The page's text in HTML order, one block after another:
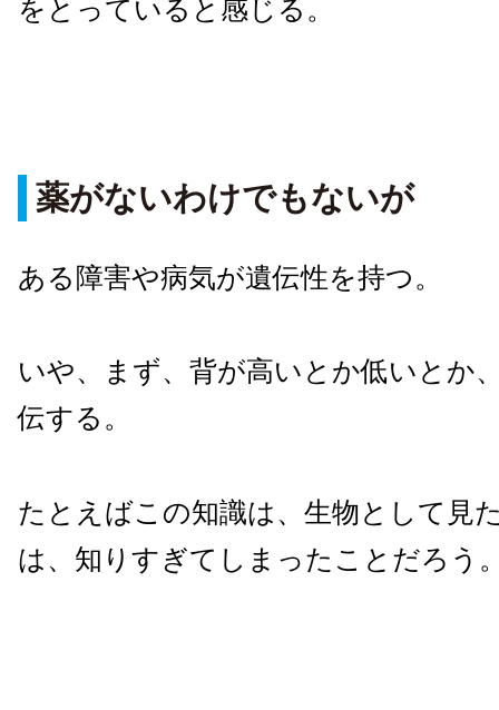
をとっていると感じる。
薬がないわけでもないが
ある障害や病気が遺伝性を持つ。
いや、まず、背が高いとか低いとか
伝する。
たとえばこの知識は、生物として見
は、知りすぎてしまったことだろう